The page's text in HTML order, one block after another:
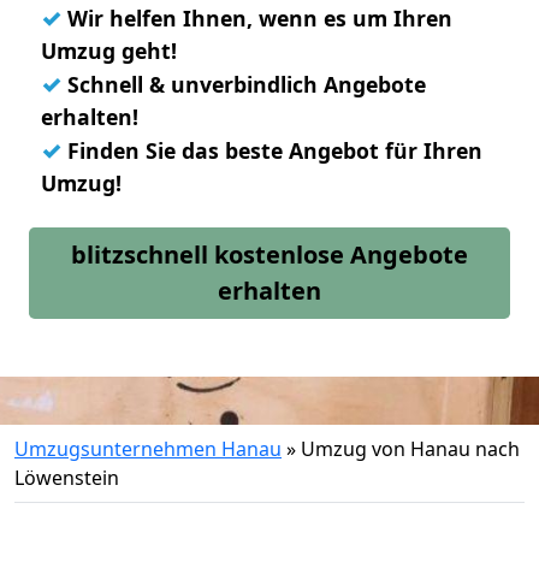
✓ Wir helfen Ihnen, wenn es um Ihren
Umzug geht!
✓ Schnell & unverbindlich Angebote
erhalten!
✓ Finden Sie das beste Angebot für Ihren
Umzug!
blitzschnell kostenlose Angebote
erhalten
Umzugsunternehmen Hanau » Umzug von Hanau nach
Löwenstein